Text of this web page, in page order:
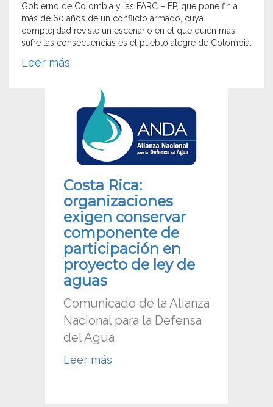
Gobierno de Colombia y las FARC – EP, que pone fin a
más de 60 años de un conflicto armado, cuya
complejidad reviste un escenario en el que quien más
sufre las consecuencias es el pueblo alegre de Colombia.
Leer más
Costa Rica:
organizaciones
exigen conservar
componente de
participación en
proyecto de ley de
aguas
Comunicado de la Alianza
Nacional para la Defensa
del Agua
Leer más